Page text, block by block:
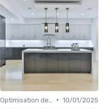
• 10/01/2025